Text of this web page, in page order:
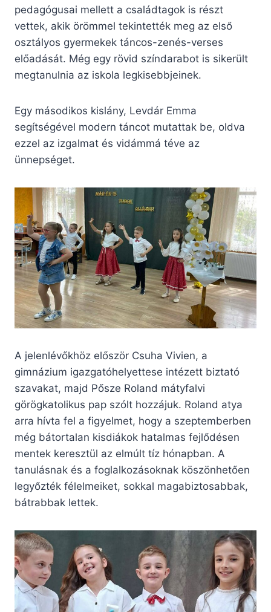
pedagógusai mellett a családtagok is részt
vettek, akik örömmel tekintették meg az első
osztályos gyermekek táncos-zenés-verses
előadását. Még egy rövid színdarabot is sikerült
megtanulnia az iskola legkisebbjeinek.
Egy másodikos kislány, Levdár Emma
segítségével modern táncot mutattak be, oldva
ezzel az izgalmat és vidámmá téve az
ünnepséget.
A jelenlévőkhöz először Csuha Vivien, a
gimnázium igazgatóhelyettese intézett biztató
szavakat, majd Pősze Roland mátyfalvi
görögkatolikus pap szólt hozzájuk. Roland atya
arra hívta fel a figyelmet, hogy a szeptemberben
még bátortalan kisdiákok hatalmas fejlődésen
mentek keresztül az elmúlt tíz hónapban. A
tanulásnak és a foglalkozásoknak köszönhetően
legyőzték félelmeiket, sokkal magabiztosabbak,
bátrabbak lettek.